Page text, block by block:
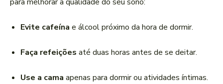
Evite cafeína e álcool próximo da hora de dormir.
Faça refeições até duas horas antes de se deitar.
Use a cama apenas para dormir ou atividades íntimas.